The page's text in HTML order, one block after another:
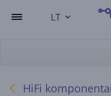
LT
HiFi komponentai